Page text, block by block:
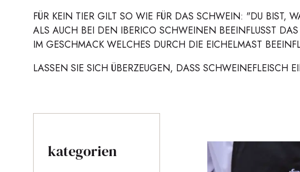
FÜR KEIN TIER GILT SO WIE FÜR DAS SCHWEIN: "DU BIST,
ALS AUCH BEI DEN IBERICO SCHWEINEN BEEINFLUSST
IM GESCHMACK WELCHES DURCH DIE EICHELMAST
LASSEN SIE SICH ÜBERZEUGEN, DASS SCHWEINEFLEISCH
kategorien